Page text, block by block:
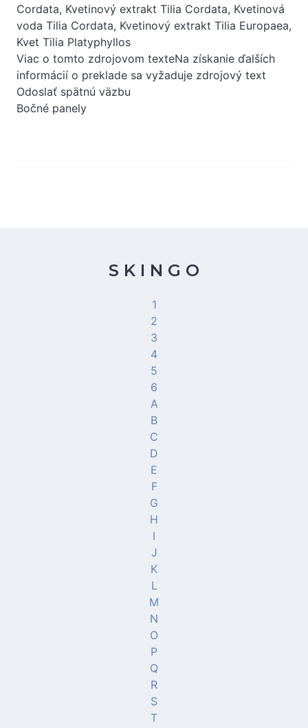
Cordata, Kvetinový extrakt Tilia Cordata, Kvetinová
voda Tilia Cordata, Kvetinový extrakt Tilia Europaea,
Kvet Tilia Platyphyllos
Viac o tomto zdrojovom texteNa získanie ďalších
informácií o preklade sa vyžaduje zdrojový text
Odoslať spätnú väzbu
Bočné panely
S K I N G O
1
2
3
4
5
6
A
B
C
D
E
F
G
H
I
J
K
L
M
N
O
P
Q
R
S
T